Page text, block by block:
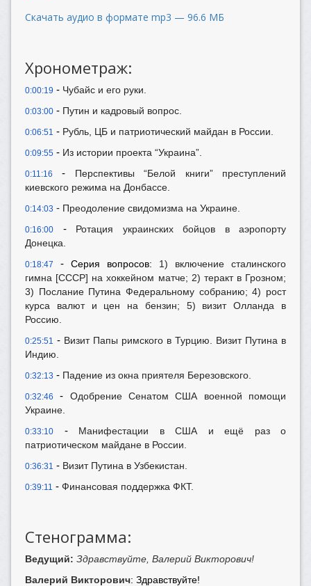
Скачать аудио в формате mp3 — 96.6 МБ
Хронометраж:
0:00:19 - Чубайс и его руки.
0:03:00 - Путин и кадровый вопрос.
0:06:51 - Рубль, ЦБ и патриотический майдан в России.
0:09:55 - Из истории проекта “Украина”.
0:11:16 - Перспективы “Белой книги” преступлений
киевского режима на Донбассе.
0:14:03 - Преодоление свидомизма на Украине.
0:16:00 - Ротация украинских бойцов в аэропорту
Донецка.
0:18:47 - Серия вопросов: 1) включение сталинского
гимна [СССР] на хоккейном матче; 2) теракт в Грозном;
3) Послание Путина Федеральному собранию; 4) рост
курса валют и цен на бензин; 5) визит Олланда в
Россию.
0:25:51 - Визит Папы римского в Турцию. Визит Путина в
Индию.
0:32:13 - Падение из окна приятеля Березовского.
0:32:46 - Одобрение Сенатом США военной помощи
Украине.
0:33:10 - Манифестации в США и ещё раз о
патриотическом майдане в России.
0:36:31 - Визит Путина в Узбекистан.
0:39:11 - Финансовая поддержка ФКТ.
Стенограмма:
Ведущий: Здравствуйте, Валерий Викторович!
Валерий Викторович: Здравствуйте!